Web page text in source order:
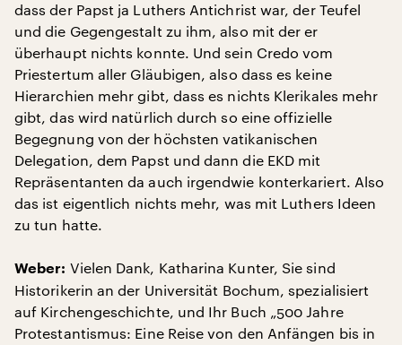
dass der Papst ja Luthers Antichrist war, der Teufel
und die Gegengestalt zu ihm, also mit der er
überhaupt nichts konnte. Und sein Credo vom
Priestertum aller Gläubigen, also dass es keine
Hierarchien mehr gibt, dass es nichts Klerikales mehr
gibt, das wird natürlich durch so eine offizielle
Begegnung von der höchsten vatikanischen
Delegation, dem Papst und dann die EKD mit
Repräsentanten da auch irgendwie konterkariert. Also
das ist eigentlich nichts mehr, was mit Luthers Ideen
zu tun hatte.
Weber: Vielen Dank, Katharina Kunter, Sie sind
Historikerin an der Universität Bochum, spezialisiert
auf Kirchengeschichte, und Ihr Buch „500 Jahre
Protestantismus: Eine Reise von den Anfängen bis in